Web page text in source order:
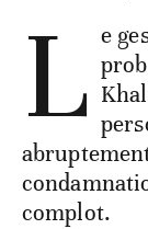
L e
complot.